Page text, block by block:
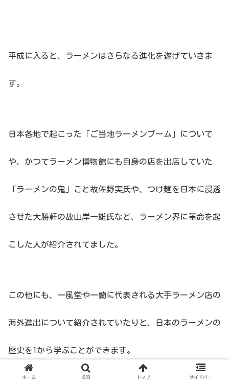
平成に入ると、ラーメンはさらなる進化を遂げていきま
す。
日本各地で起こった「ご当地ラーメンブーム」について
や、かつてラーメン博物館にも自身の店を出店していた
「ラーメンの鬼」ごと故佐野実氏や、つけ麺を日本に浸透
させた大勝軒の故山岸一雄氏など、ラーメン界に革命を起
こした人が紹介されてました。
この他にも、一風堂や一蘭に代表される大手ラーメン店の
海外進出について紹介されていたりと、日本のラーメンの
歴史を1から学ぶことができます。
ホーム 検索 トップ サイドバー